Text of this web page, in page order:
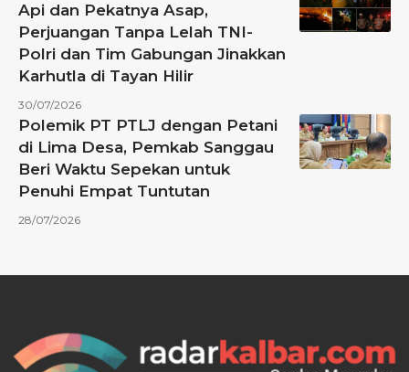
Api dan Pekatnya Asap,
Perjuangan Tanpa Lelah TNI-
Polri dan Tim Gabungan Jinakkan
Karhutla di Tayan Hilir
30/07/2026
Polemik PT PTLJ dengan Petani
di Lima Desa, Pemkab Sanggau
Beri Waktu Sepekan untuk
Penuhi Empat Tuntutan
28/07/2026